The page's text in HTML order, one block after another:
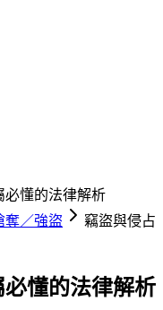
必懂的法律解析
奪／強盜
竊盜與侵占
懂的法律解析